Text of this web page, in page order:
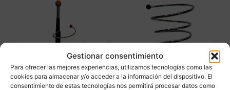
Gestionar consentimiento
Para ofrecer las mejores experiencias, utilizamos tecnologías como las
cookies para almacenar y/o acceder a la información del dispositivo. El
consentimiento de estas tecnologías nos permitirá procesar datos como